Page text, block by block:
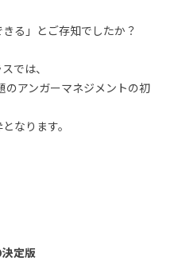
る」とご存知でしたか？
では、
のアンガーマネジメントの初
なります。
定版